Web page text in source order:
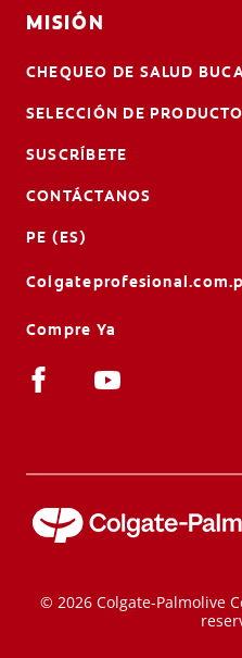
MISIÓN
CHEQUEO DE SALUD
SELECCIÓN DE
SUSCRÍBETE
CONTÁCTANOS
PE (ES)
Compre Ya
© 2026 Colgate-Palmolive